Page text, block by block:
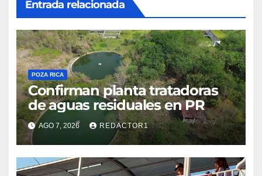
Entrada relacionada
POZA RICA
Confirman planta tratadoras
de aguas residuales en PR
AGO 7, 2026 REDACTOR1